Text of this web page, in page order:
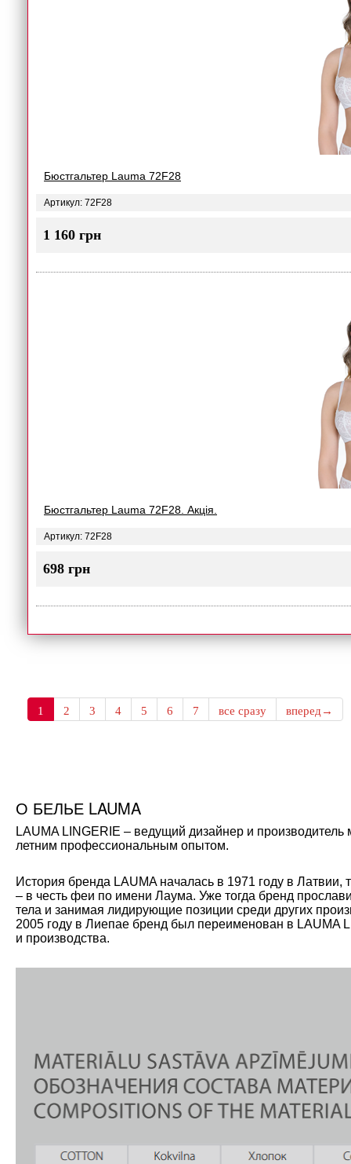
Бюстгальтер Lauma 72F28
Артикул: 72F28
1 160 грн
Бюстгальтер Lauma 72F28. Акція.
Артикул: 72F28
698 грн
1 2 3 4 5 6 7 все сразу вперед→
О БЕЛЬЕ LAUMA
LAUMA LINGERIE – ведущий дизайнер и
летним профессиональным опытом.
История бренда LAUMA началась в 1971 году в
– в честь феи по имени Лаума. Уже тогда бренд
тела и занимая лидирующие позиции среди других
2005 году в Лиепае бренд был переименован в LAUMA
и производства.